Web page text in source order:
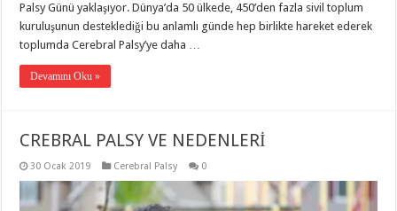
Palsy Günü yaklaşıyor. Dünya’da 50 ülkede, 450’den fazla sivil toplum
kuruluşunun desteklediği bu anlamlı günde hep birlikte hareket ederek
toplumda Cerebral Palsy’ye daha …
Devamını Oku »
CREBRAL PALSY VE NEDENLERİ
30 Ocak 2019 Cerebral Palsy 0